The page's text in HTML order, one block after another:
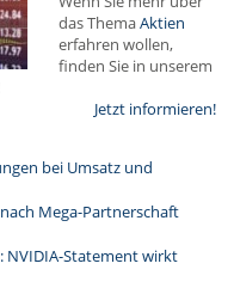
das ThemaAktien
erfahren wollen,
finden Sie in unserem
Jetzt informieren!
bei Umsatz und
Mega-Partnerschaft
NVIDIA-Statement wirkt